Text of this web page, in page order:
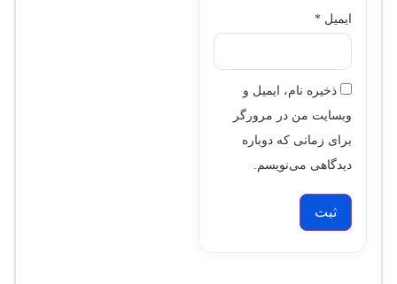
ایمیل *
ذخیره نام، ایمیل و
وبسایت من در مرورگر
برای زمانی که دوباره
دیدگاهی می‌نویسم.